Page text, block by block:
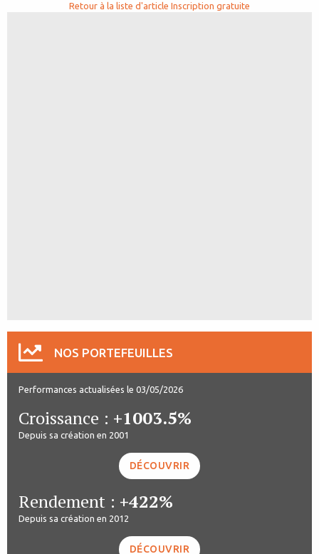
Retour à la liste d'article Inscription gratuite
NOS PORTEFEUILLES
Performances actualisées le 03/05/2026
Croissance : +1003.5%
Depuis sa création en 2001
DÉCOUVRIR
Rendement : +422%
Depuis sa création en 2012
DÉCOUVRIR